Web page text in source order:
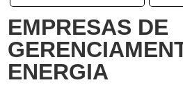
EMPRESAS DE
ENERGIA